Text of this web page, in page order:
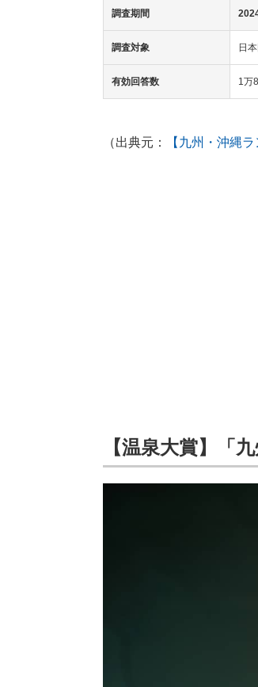
調査期間
調査対象 日
有効回答数 1万
（出典元： 【九州・沖縄
【温泉大賞】「